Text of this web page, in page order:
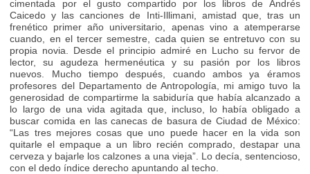
cimentada por el gusto compartido por los libros de Andrés
Caicedo y las canciones de Inti-Illimani, amistad que, tras un
frenético primer año universitario, apenas vino a atemperarse
cuando, en el tercer semestre, cada quien se entretuvo con su
propia novia. Desde el principio admiré en Lucho su fervor de
lector, su agudeza hermenéutica y su pasión por los libros
nuevos. Mucho tiempo después, cuando ambos ya éramos
profesores del Departamento de Antropología, mi amigo tuvo la
generosidad de compartirme la sabiduría que había alcanzado a
lo largo de una vida agitada que, incluso, lo había obligado a
buscar comida en las canecas de basura de Ciudad de México:
“Las tres mejores cosas que uno puede hacer en la vida son
quitarle el empaque a un libro recién comprado, destapar una
cerveza y bajarle los calzones a una vieja”. Lo decía, sentencioso,
con el dedo índice derecho apuntando al techo.